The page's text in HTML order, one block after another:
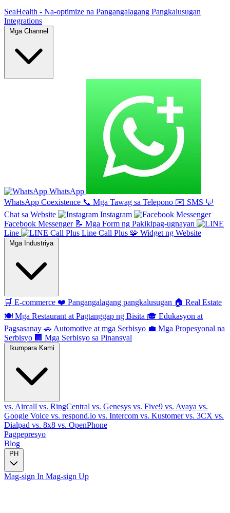
SeaHealth - Na-optimize na Pangangalagang Pangkalusugan
Integrations
Mga Channel
WhatsApp
WhatsApp Coexistence 📞 Mga Tawag sa Telepono ✉️ SMS 💬
Chat sa Website
Instagram
Facebook Messenger 📝 Mga Form ng Pakikipag-ugnayan
Line
Line Call Plus 🧩 Widget ng Website
Mga Industriya
🛒 E-commerce ❤️ Pangangalagang pangkalusugan 🏠 Real Estate
🍽️ Mga Restaurant at Pagtanggap ng Bisita 🎓 Edukasyon at
Pagsasanay 🚗 Automotive at mga Serbisyo 💼 Mga Propesyonal na
Serbisyo 🏢 Mga Serbisyo sa Pinansyal
Ikumpara Kami
vs. Aircall vs. RingCentral vs. Genesys vs. Five9 vs. Avaya vs.
Google Voice vs. respond.io vs. Intercom vs. Kustomervs. 3CX vs.
Dialpad vs. 8x8 vs. OpenPhone
Pagpepresyo
Blog
PH
Mag-sign In Mag-sign Up